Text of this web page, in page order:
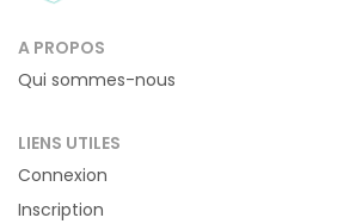
A PROPOS
Qui sommes-nous
LIENS UTILES
Connexion
Inscription